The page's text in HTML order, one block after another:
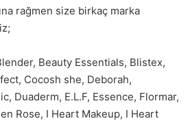
rağmen size birkaç marka
Beauty Essentials, Blistex,
Cocosh she, Deborah,
Duaderm, E.L.F, Essence, Flormar,
Rose, I Heart Makeup, I Heart